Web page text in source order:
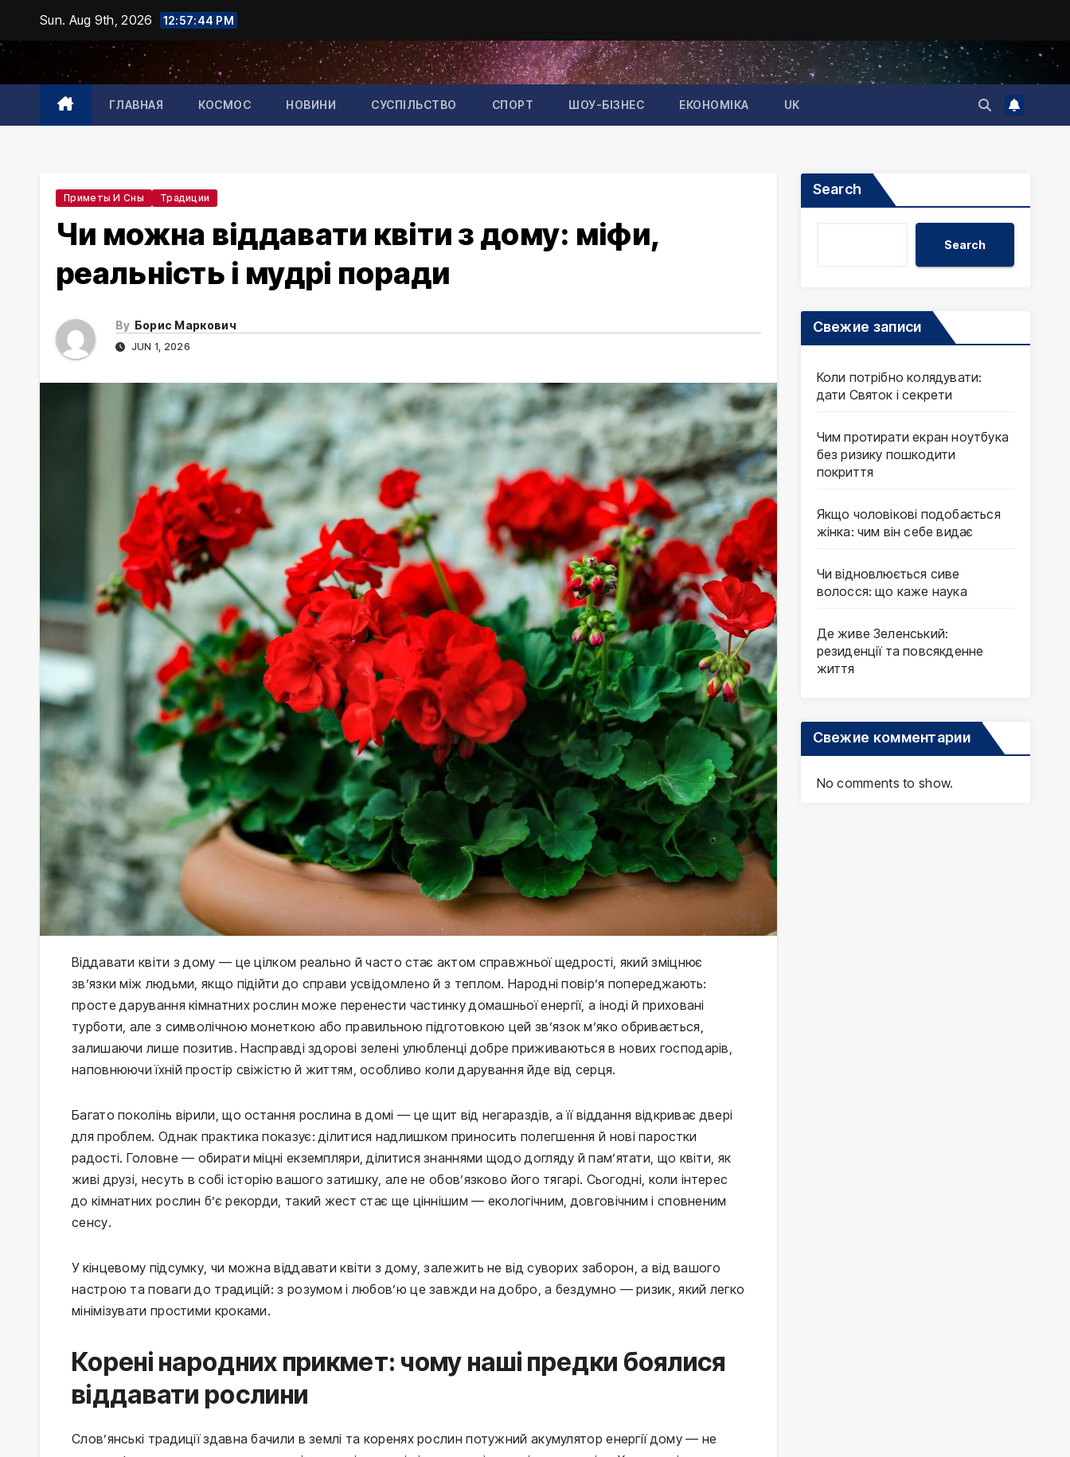
content
Sun. Aug 9th, 2026 12:57:45 PM
ГЛАВНАЯ КОСМОС НОВИНИ СУСПІЛЬСТВО СПОРТ ШОУ-БІЗНЕС ЕКОНОМІКА UK
Приметы И Сны Традиции
Чи можна віддавати квіти з дому: міфи,
реальність і мудрі поради
By Борис Маркович
JUN 1, 2026
Віддавати квіти з дому — це цілком реально й часто стає актом справжньої щедрості, який зміцнює
зв’язки між людьми, якщо підійти до справи усвідомлено й з теплом. Народні повір’я попереджають:
просте дарування кімнатних рослин може перенести частинку домашньої енергії, а іноді й приховані
турботи, але з символічною монеткою або правильною підготовкою цей зв’язок м’яко обривається,
залишаючи лише позитив. Насправді здорові зелені улюбленці добре приживаються в нових господарів,
наповнюючи їхній простір свіжістю й життям, особливо коли дарування йде від серця.
Багато поколінь вірили, що остання рослина в домі — це щит від негараздів, а її віддання відкриває двері
для проблем. Однак практика показує: ділитися надлишком приносить полегшення й нові паростки
радості. Головне — обирати міцні екземпляри, ділитися знаннями щодо догляду й пам’ятати, що квіти, як
живі друзі, несуть в собі історію вашого затишку, але не обов’язково його тягарі. Сьогодні, коли інтерес
до кімнатних рослин б’є рекорди, такий жест стає ще ціннішим — екологічним, довговічним і сповненим
сенсу.
У кінцевому підсумку, чи можна віддавати квіти з дому, залежить не від суворих заборон, а від вашого
настрою та поваги до традицій: з розумом і любов’ю це завжди на добро, а бездумно — ризик, який легко
мінімізувати простими кроками.
Корені народних прикмет: чому наші предки боялися
віддавати рослини
Слов’янські традиції здавна бачили в землі та коренях рослин потужний акумулятор енергії дому — не
Search
Search
Свежие записи
Коли потрібно колядувати:
дати Святок і секрети
Чим протирати екран ноутбука
без ризику пошкодити
покриття
Якщо чоловікові подобається
жінка: чим він себе видає
Чи відновлюється сиве
волосся: що каже наука
Де живе Зеленський:
резиденції та повсякденне
життя
Свежие комментарии
No comments to show.